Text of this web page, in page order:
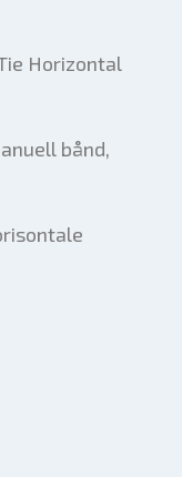
Horizontal
bånd,